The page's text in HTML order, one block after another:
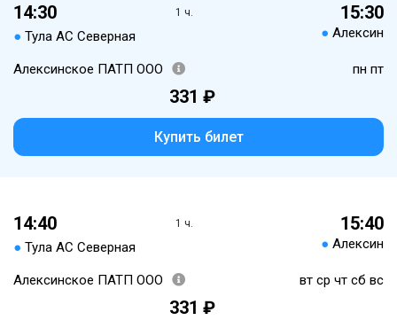
14:30
● Тула АС Северная
1 ч. 15:30
● Алексин
Алексинское ПАТП ООО пн пт
331 ₽
Купить билет
14:40
● Тула АС Северная
1 ч. 15:40
● Алексин
Алексинское ПАТП ООО вт ср чт сб вс
331 ₽